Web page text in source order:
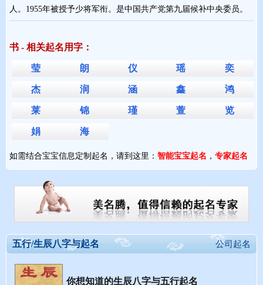
人。1955年被授予少将军衔。是中国共产党第九届候补中央委员。
书 - 相关起名用字：
莹 朗 仪 瑶 奕
杰 润 涵 鑫 鸿
莱 锦 瑾 萱 览
娟 海
如需结合宝宝信息定制起名，请到这里： 智能宝宝起名 ， 专家起名
公司起名
五行/生辰八字与起名
你想知道的生辰八字与五行起名